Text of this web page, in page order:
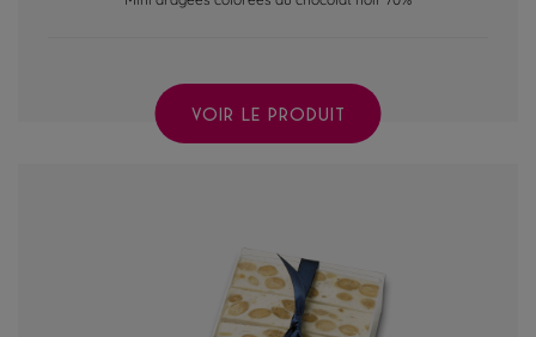
VOIR LE PRODUIT